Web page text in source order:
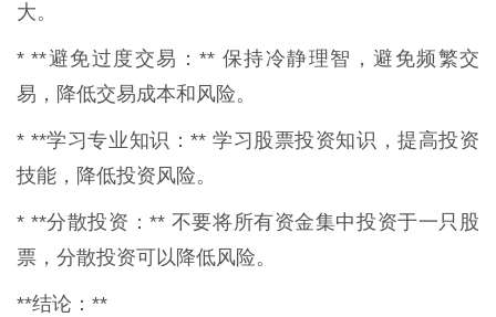
大。
* **避免过度交易：** 保持冷静理智，避免频繁交
易，降低交易成本和风险。
* **学习专业知识：** 学习股票投资知识，提高投资
技能，降低投资风险。
* **分散投资：** 不要将所有资金集中投资于一只股
票，分散投资可以降低风险。
**结论：**